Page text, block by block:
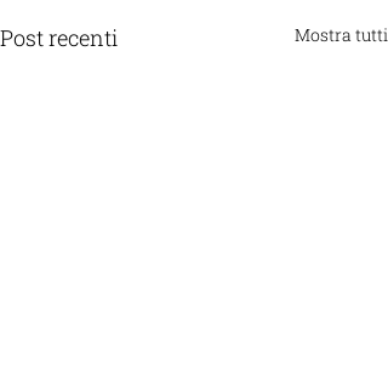
Post recenti Mostra tutti